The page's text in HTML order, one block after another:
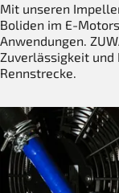
Mit unseren
Boliden im E-
Anwendungen.
Zuverlässigkeit und
Rennstrecke.